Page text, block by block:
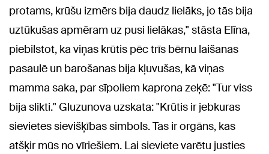
protams, krūšu izmērs bija daudz lielāks, jo tās bija
uztūkušas apmēram uz pusi lielākas," stāsta Elīna,
piebilstot, ka viņas krūtis pēc trīs bērnu laišanas
pasaulē un barošanas bija kļuvušas, kā viņas
mamma saka, par sīpoliem kaprona zeķē: "Tur viss
bija slikti." Gluzunova uzskata: "Krūtis ir jebkuras
sievietes sievišķības simbols. Tas ir orgāns, kas
atšķir mūs no vīriešiem. Lai sieviete varētu justies